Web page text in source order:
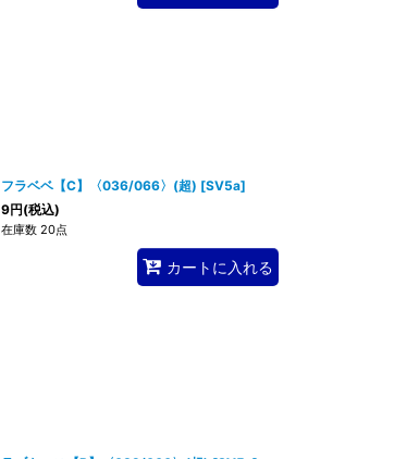
フラベベ【C】〈036/066〉(超) [SV5a]
9円(税込)
在庫数 20点
カートに入れる